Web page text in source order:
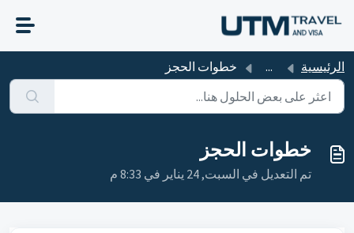
الرئيسية ... خطوات الحجز
خطوات الحجز
تم التعديل في السبت, 24 يناير في 8:33 م